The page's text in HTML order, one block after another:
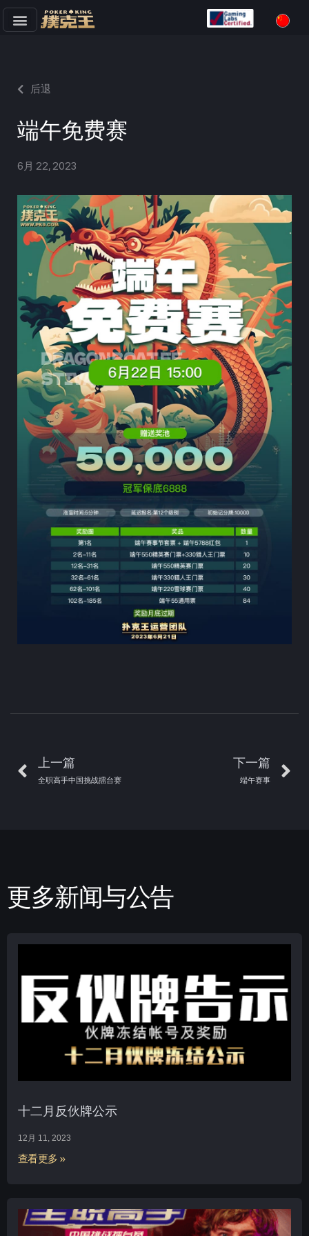
文
后退
端午免费赛
6月 22, 2023
上一篇
全职高手中国挑战擂台赛
下一篇
端午赛事
更多新闻与公告
十二月反伙牌公示
12月 11, 2023
查看更多 »